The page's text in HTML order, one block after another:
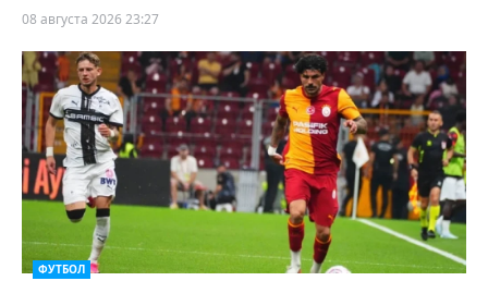
08 августа 2026 23:27
ФУТБОЛ